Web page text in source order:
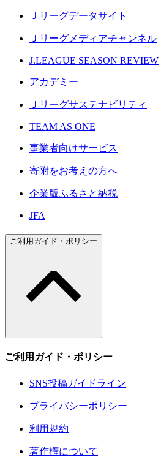
Ｊリーグデータサイト
Ｊリーグメディアチャンネル
J.LEAGUE SEASON REVIEW
アカデミー
Ｊリーグサステナビリティ
TEAM AS ONE
事業者向けサービス
寄附をお考えの方へ
企業版ふるさと納税
JFA
ご利用ガイド・ポリシー
ご利用ガイド・ポリシー
SNS投稿ガイドライン
プライバシーポリシー
利用規約
著作権について